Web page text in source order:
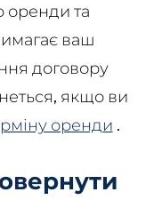
оренди та
ваш
договору
якщо ви
оренди .